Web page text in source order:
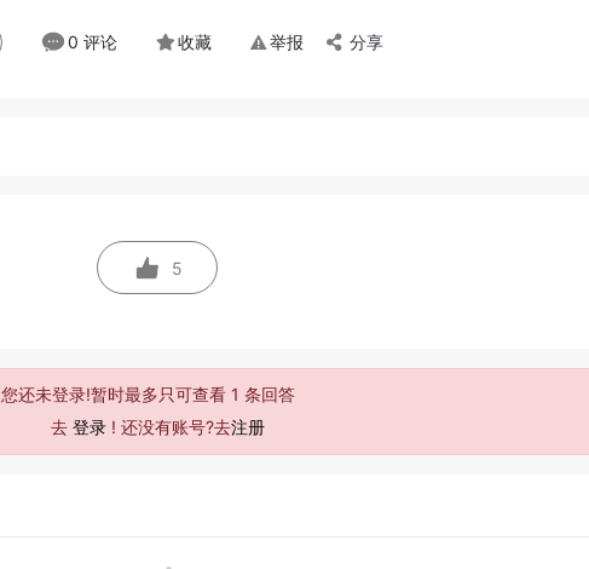
0 评论 收藏 举报 分享
5
您还未登录!暂时最多只可查看 1 条回答
去 登录 ! 还没有账号?去注册